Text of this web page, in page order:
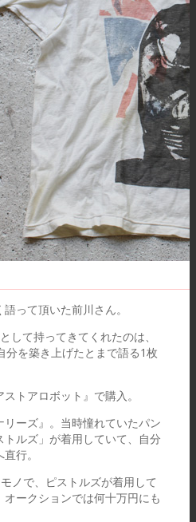
って頂いた前川さん。
して持ってきてくれたのは、
分を築き上げたとまで語る1枚
トアロボット』で購入。
ーズ』。当時憧れていたパン
ルズ」が着用していて、自分
行。
ノで、ピストルズが着用して
ークションでは何十万円にも